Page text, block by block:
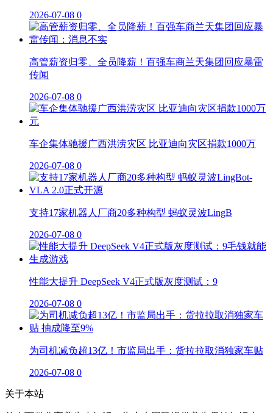
2026-07-08 0
高管薪资归零、全员降薪！百强车商兰天集团回应暴雷
传闻
2026-07-08 0
车企集体驰援广西洪涝灾区 比亚迪向灾区捐款1000万
2026-07-08 0
支持17家机器人厂商20多种构型 蚂蚁灵波LingB
2026-07-08 0
性能大提升 DeepSeek V4正式版灰度测试：9
2026-07-08 0
为司机减负超13亿！市监局出手：货拉拉取消独家车贴
2026-07-08 0
关于本站